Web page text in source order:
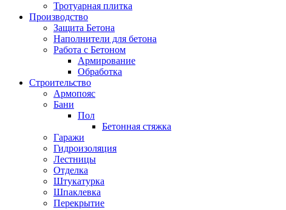
Тротуарная плитка
Производство
Защита Бетона
Наполнители для бетона
Работа с Бетоном
Армирование
Обработка
Строительство
Армопояс
Бани
Пол
Бетонная стяжка
Гаражи
Гидроизоляция
Лестницы
Отделка
Штукатурка
Шпаклевка
Перекрытие